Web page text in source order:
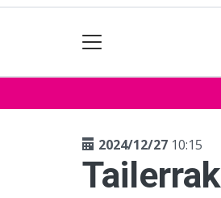
2024/12/27 10:15
Tailerrak